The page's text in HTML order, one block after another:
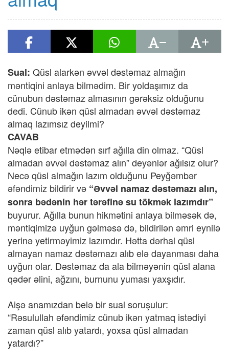
Sual: Qüsl alarkən əvvəl dəstəmaz almağın
məntiqini anlaya bilmədim. Bir yoldaşımız da
cünubun dəstəmaz almasının gərəksiz olduğunu
dedi. Cünub ikən qüsl almadan əvvəl dəstəmaz
almaq lazımsız deyilmi?
CAVAB
Nəqlə etibar etmədən sırf ağılla din olmaz. “Qüsl
almadan əvvəl dəstəmaz alın” deyənlər ağılsız olur?
Necə qüsl almağın lazım olduğunu Peyğəmbər
əfəndimiz bildirir və “Əvvəl namaz dəstəmazı alın,
sonra bədənin hər tərəfinə su tökmək lazımdır”
buyurur. Ağılla bunun hikmətini anlaya bilməsək də,
məntiqimizə uyğun gəlməsə də, bildirilən əmri eynilə
yerinə yetirməyimiz lazımdır. Hətta dərhal qüsl
almayan namaz dəstəmazı alıb elə dayanması daha
uyğun olar. Dəstəmaz da ala bilməyənin qüsl alana
qədər əlini, ağzını, burnunu yuması yaxşıdır.
Aişə anamızdan belə bir sual soruşulur:
“Rəsulullah əfəndimiz cünub ikən yatmaq istədiyi
zaman qüsl alıb yatardı, yoxsa qüsl almadan
yatardı?”